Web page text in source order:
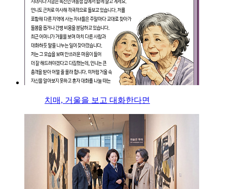
치매, 거울을 보고 대화한다면